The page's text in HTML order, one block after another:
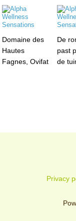
Domaine des
Hautes
Fagnes, Ovifat
De
past
de
Privacy